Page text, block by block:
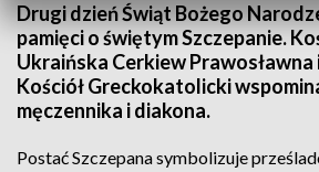
Drugi dzień Świąt Bożego
pamięci o świętym Szczepanie.
Ukraińska Cerkiew
Kościół Greckokatolicki
męczennika i diakona.
Postać Szczepana symbolizuje